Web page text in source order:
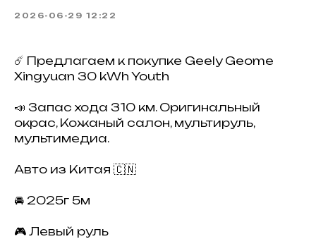
2026-06-29 12:22
☄️ Предлагаем к покупке Geely Geome
Xingyuan 30 kWh Youth
📣 Запас хода 310 км. Оригинальный
окрас, Кожаный салон, мультируль,
мультимедиа.
Авто из Китая 🇨🇳
🚘 2025г 5м
🎮 Левый руль